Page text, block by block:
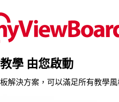
學 由您啟動
解決方案，可以滿足所有教學